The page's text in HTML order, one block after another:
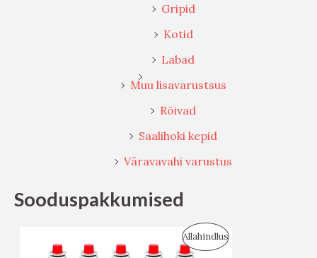
Gripid
Kotid
Labad
Muu lisavarustsus
Rõivad
Saalihoki kepid
Väravavahi varustus
Sooduspakkumised
AllahindlusS